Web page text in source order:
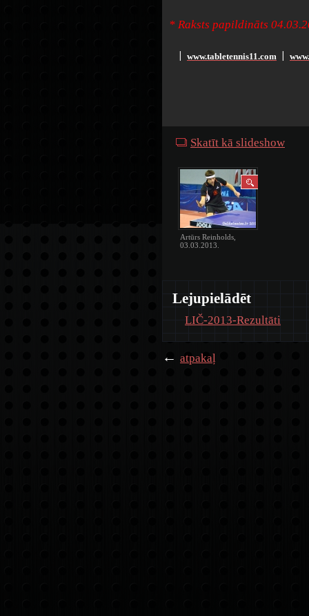
* Raksts papildināts
www.tabletennis11.com
Skatīt kā slideshow
Artūrs Reinholds,
03.03.2013.
Lejupielādēt
LIČ-2013-Rezultāti
← atpakaļ